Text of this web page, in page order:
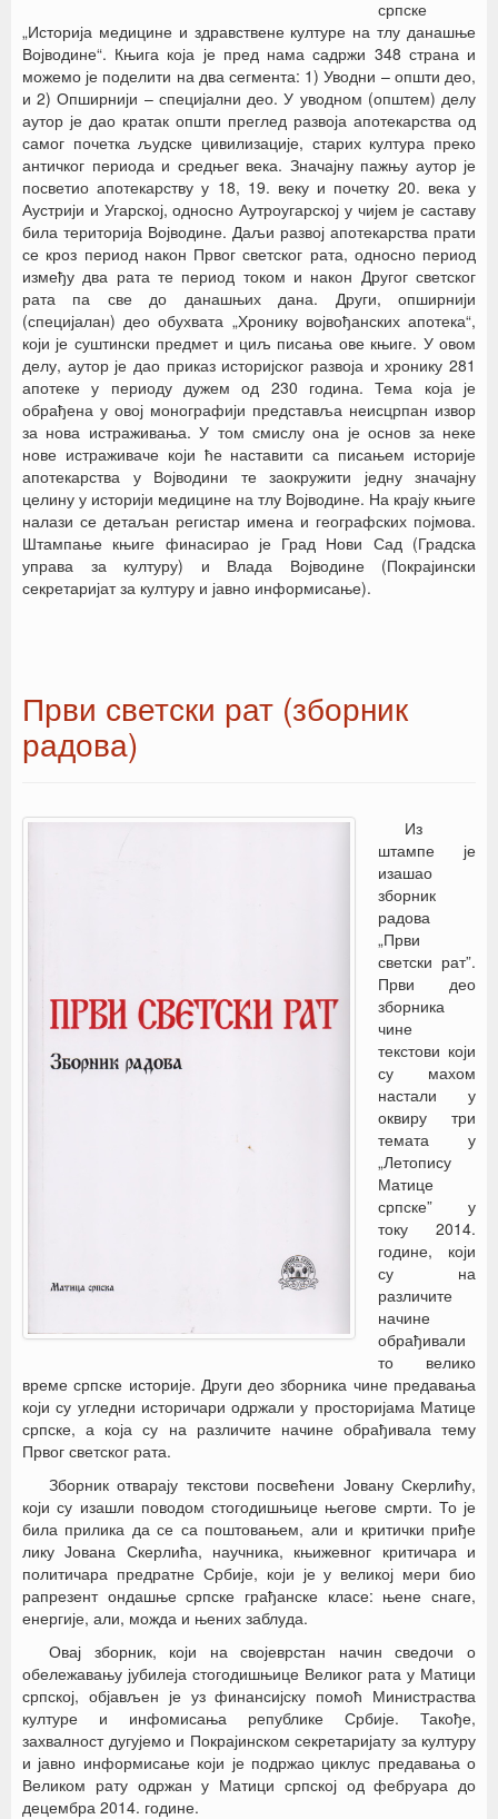
српске
„Историја медицине и здравствене културе на тлу данашње
Војводине“. Књига која је пред нама садржи 348 страна и
можемо је поделити на два сегмента: 1) Уводни – општи део,
и 2) Опширнији – специјални део. У уводном (општем) делу
аутор је дао кратак општи преглед развоја апотекарства од
самог почетка људске цивилизације, старих култура преко
античког периода и средњег века. Значајну пажњу аутор је
посветио апотекарству у 18, 19. веку и почетку 20. века у
Аустрији и Угарској, односно Аутроугарској у чијем је саставу
била територија Војводине. Даљи развој апотекарства прати
се кроз период након Првог светског рата, односно период
између два рата те период током и након Другог светског
рата па све до данашњих дана. Други, опширнији
(специјалан) део обухвата „Хронику војвођанских апотека“,
који је суштински предмет и циљ писања ове књиге. У овом
делу, аутор је дао приказ историјског развоја и хронику 281
апотеке у периоду дужем од 230 година. Тема која је
обрађена у овој монографији представља неисцрпан извор
за нова истраживања. У том смислу она је основ за неке
нове истраживаче који ће наставити са писањем историје
апотекарства у Војводини те заокружити једну значајну
целину у историји медицине на тлу Војводине. На крају књиге
налази се детаљан регистар имена и географских појмова.
Штампање књиге финасирао је Град Нови Сад (Градска
управа за културу) и Влада Војводине (Покрајински
секретаријат за културу и јавно информисање).
Први светски рат (зборник
радова)
Из
штампе је
изашао
зборник
радова
„Први
светски рат”.
Први део
зборника
чине
текстови који
су махом
настали у
оквиру три
темата у
„Летопису
Матице
српске” у
току 2014.
године, који
су на
различите
начине
обрађивали
то велико
време српске историје. Други део зборника чине предавања
који су угледни историчари одржали у просторијама Матице
српске, а која су на различите начине обрађивала тему
Првог светског рата.
Зборник отварају текстови посвећени Јовану Скерлићу,
који су изашли поводом стогодишњице његове смрти. То је
била прилика да се са поштовањем, али и критички приђе
лику Јована Скерлића, научника, књижевног критичара и
политичара предратне Србије, који је у великој мери био
рапрезент ондашње српске грађанске класе: њене снаге,
енергије, али, можда и њених заблуда.
Овај зборник, који на својеврстан начин сведочи о
обележавању јубилеја стогодишњице Великог рата у Матици
српској, објављен је уз финансијску помоћ Министраства
културе и инфомисања републике Србије. Такође,
захвалност дугујемо и Покрајинском секретаријату за културу
и јавно информисање који је подржао циклус предавања о
Великом рату одржан у Матици српској од фебруара до
децембра 2014. године.